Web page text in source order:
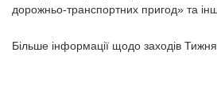
дорожньо-транспортних пригод» та
Більше інформації щодо заходів Тижня